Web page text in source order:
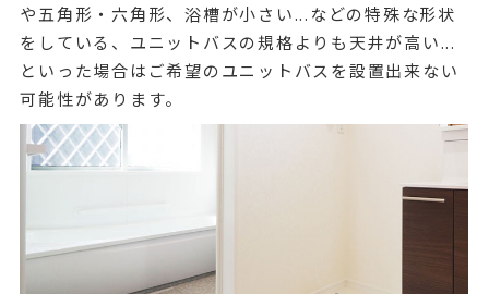
や五角形・六角形、浴槽が小さい...などの特殊な形状
をしている、ユニットバスの規格よりも天井が高い...
といった場合はご希望のユニットバスを設置出来ない
可能性があります。